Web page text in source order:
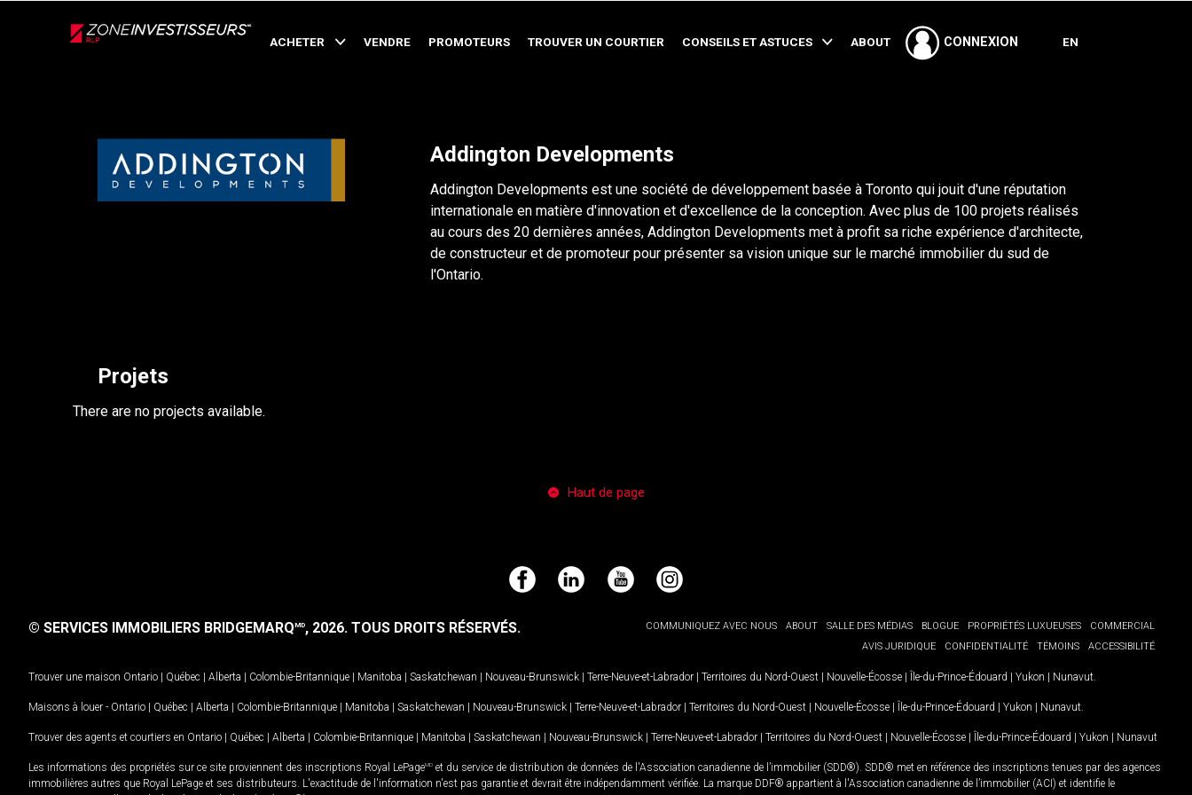
ACHETER VENDRE PROMOTEURS TROUVER UN COURTIER CONSEILS ET ASTUCES ABOUT CONNEXION EN
Retour
Addington Developments
Addington Developments est une société de développement basée à Toronto qui jouit d'une réputation
internationale en matière d'innovation et d'excellence de la conception. Avec plus de 100 projets réalisés
au cours des 20 dernières années, Addington Developments met à profit sa riche expérience d'architecte,
de constructeur et de promoteur pour présenter sa vision unique sur le marché immobilier du sud de
l'Ontario.
Projets
There are no projects available.
Haut de page
FacebookLinkedIn YouTubeInstagram
COMMUNIQUEZ AVEC NOUS ABOUT SALLE DES MÉDIAS BLOGUE PROPRIÉTÉS LUXUEUSES
COMMERCIAL
AVIS JURIDIQUE
CONFIDENTIALITÉ TÉMOINS ACCESSIBILITÉ
© SERVICES IMMOBILIERS BRIDGEMARQMD, 2026. TOUS DROITS RÉSERVÉS.
Trouver une maison Ontario | Québec | Alberta | Colombie-Britannique | Manitoba | Saskatchewan | Nouveau-Brunswick | Terre-Neuve-et-Labrador | Territoires du Nord-Ouest | Nouvelle-Écosse | Île-du-Prince-Édouard | Yukon | Nunavut
Maisons à louer - Ontario | Québec | Alberta | Colombie-Britannique | Manitoba | Saskatchewan | Nouveau-Brunswick | Terre-Neuve-et-Labrador | Territoires du Nord-Ouest | Nouvelle-Écosse | Île-du-Prince-Édouard | Yukon | Nunavut
Trouver des agents et courtiers en Ontario | Québec | Alberta | Colombie-Britannique | Manitoba | Saskatchewan | Nouveau-Brunswick | Terre-Neuve-et-Labrador | Territoires du Nord-Ouest | Nouvelle-Écosse | Île-du-Prince-Édouard | Yukon | Nunavut
Les informations des propriétés sur ce site proviennent des inscriptions Royal LePageMD et du service de distribution de données de l'Association canadienne de l’immobilier (SDD®). SDD® met en référence des inscriptions tenues par des agences
immobilières autres que Royal LePage et ses distributeurs. L'exactitude de l'information n'est pas garantie et devrait être indépendamment vérifiée. La marque DDF® appartient à l'Association canadienne de l’immobilier (ACI) et identifie le